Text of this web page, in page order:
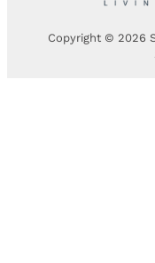
Copyright © 2026